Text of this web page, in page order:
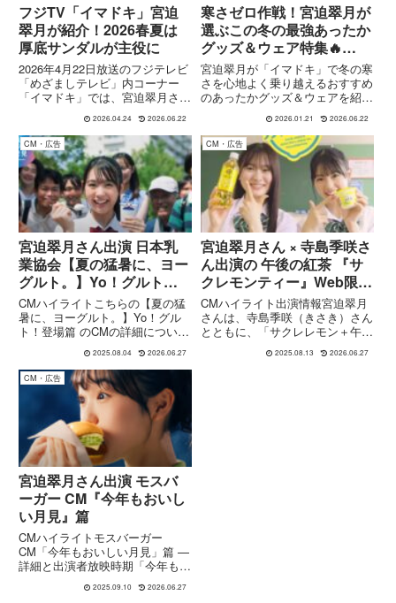
フジTV「イマドキ」宮迫
翠月が紹介！2026春夏は
厚底サンダルが主役に
2026年4月22日放送のフジテレビ
「めざましテレビ」内コーナー
「イマドキ」では、宮迫翠月さん
が「今年も厚底が大人気！春夏マ
ストの旬サンダル」をテーマに、
最新トレンドのサンダルを紹介し
ました。番組では、RANDAのリ
ボン付きウェッジサンダル...
2026.04.24 2026.06.22
寒さゼロ作戦！宮迫翠月が
選ぶこの冬の最強あったか
グッズ＆ウェア特集🔥
2026年1月21日「イマド
キ」
宮迫翠月が「イマドキ」で冬の寒
さを心地よく乗り越えるおすすめ
のあったかグッズ＆ウェアを紹
介。人気アイテムの特徴・価格・
使い心地を動画・公式ブログをも
とにわかりやすくまとめました。
2026.01.21 2026.06.22
CM・広告
宮迫翠月さん出演 日本乳
業協会【夏の猛暑に、ヨー
グルト。】Yo！グルト！
登場篇 のCM
CMハイライトこちらの【夏の猛
暑に、ヨーグルト。】Yo！グル
ト！登場篇 のCMの詳細について
のご紹介です：📺 CM概要タイト
ル：「夏の猛暑に、ヨーグル
ト。 Yo！グルト！登場篇」長
さ：30秒版（ほかに15秒版も存
在） 制作・提供：一般社団法...
2025.08.04 2026.06.27
CM・広告
宮迫翠月さん × 寺島季咲さ
ん出演の 午後の紅茶 『サ
クレモンティー』Web限定
CM (Instagram)
CMハイライト出演情報宮迫翠月
さんは、寺島季咲（きさき）さん
とともに、「サクレレモン＋午後
の紅茶レモンティー」で話題の
“サクレモンティー” Web CM に
2025.08.13 2026.06.27
CM・広告
宮迫翠月さん出演 モスバ
ーガー CM『今年もおいし
い月見』篇
CMハイライトモスバーガー
CM「今年もおいしい月見」篇 —
詳細と出演者放映時期「今年もお
いしい月見」篇は、9月10日から
地域によって異なる形式で放送が
2025.09.10 2026.06.27